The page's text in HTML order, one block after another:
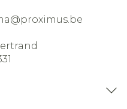
proximus.be